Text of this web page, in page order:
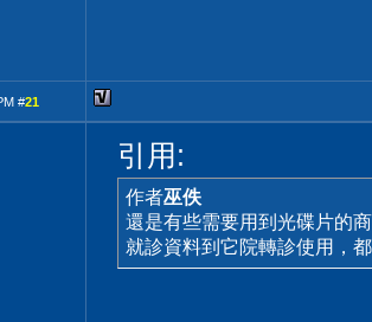
#21
引用:
作者巫佚
還是有些需要用到光碟片的
就診資料到它院轉診使用，